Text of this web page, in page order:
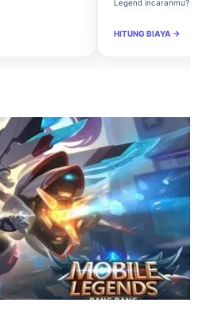
Legend incaranmu?
HITUNG BIAYA →